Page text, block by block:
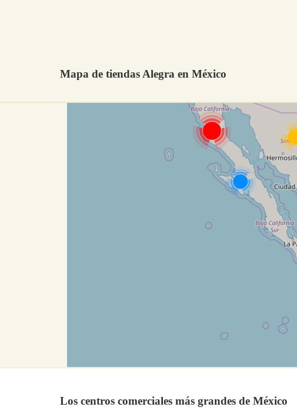
Mapa de tiendas Alegra en México
Los centros comerciales más grandes de México